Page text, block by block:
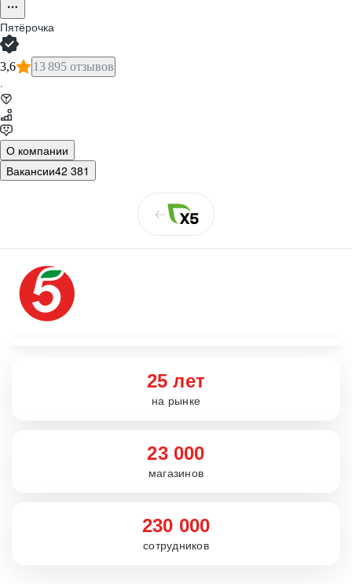
Пятёрочка
3,6 13 895 отзывов
·
О компании
Вакансии42 381
25 лет
на рынке
23 000
магазинов
230 000
сотрудников